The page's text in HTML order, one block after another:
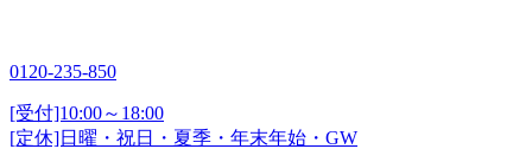
0120-235-850
[受付]10:00～18:00
[定休]日曜・祝日・夏季・年末年始・GW